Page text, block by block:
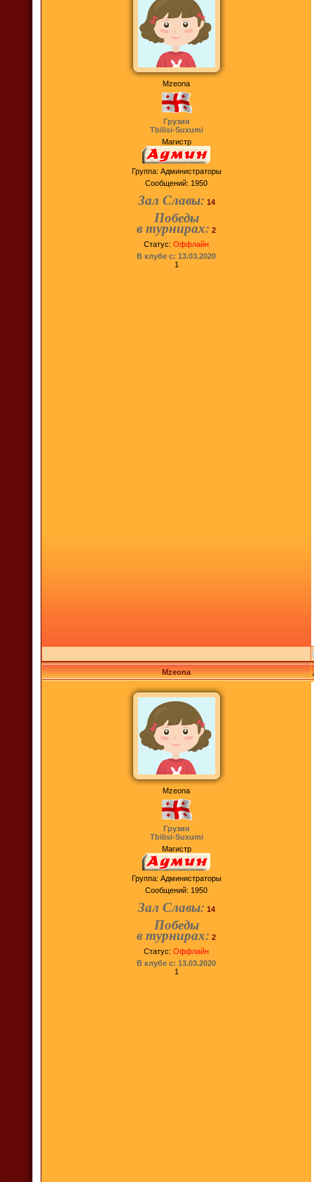
Mzeona
Грузия
Tbilisi-Suxumi
Магистр
Группа: Администраторы
Сообщений: 1950
Зал Славы: 14
Победы
в турнирах: 2
Статус: Оффлайн
В клубе с: 13.03.2020
1
Mzeona
Mzeona
Грузия
Tbilisi-Suxumi
Магистр
Группа: Администраторы
Сообщений: 1950
Зал Славы: 14
Победы
в турнирах: 2
Статус: Оффлайн
В клубе с: 13.03.2020
1